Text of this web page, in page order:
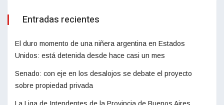
Entradas recientes
El duro momento de una niñera argentina en Estados
Unidos: está detenida desde hace casi un mes
Senado: con eje en los desalojos se debate el proyecto
sobre propiedad privada